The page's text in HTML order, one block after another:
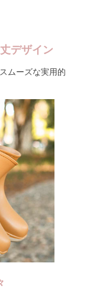
デザイン
ムーズな実用的